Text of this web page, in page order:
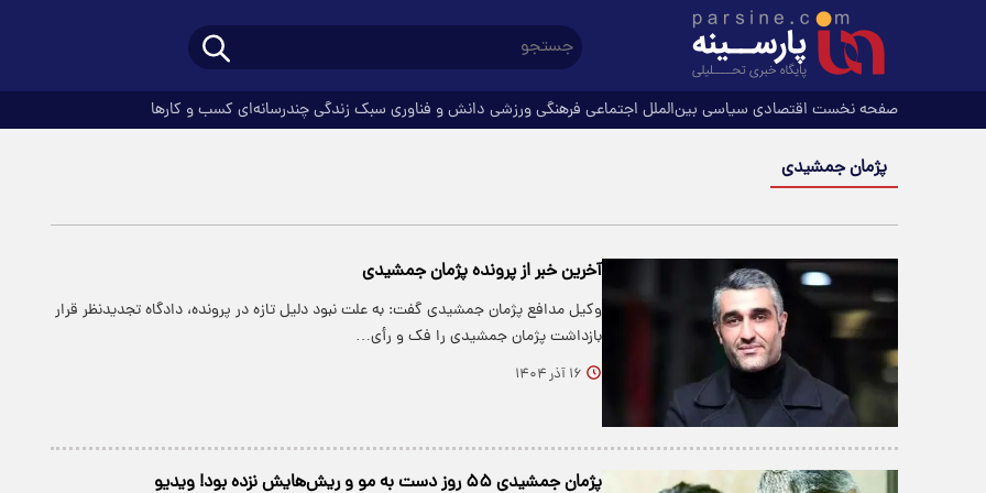
صفحه نخست اقتصادی سیاسی بین‌الملل اجتماعی فرهنگیورزشی دانش و فناوری سبک زندگیچندرسانه‌ای کسب و کارها
پژمان جمشیدی
آخرین خبر از پرونده پژمان جمشیدی
وکیل مدافع پژمان جمشیدی گفت: به علت نبود دلیل تازه در پرونده، دادگاه تجدیدنظر قرار
بازداشت پژمان جمشیدی را فک و رأی…
۱۶ آذر ۱۴۰۴
پژمان جمشیدی ۵۵ روز دست به مو و ریش‌هایش نزده بود! ویدیو